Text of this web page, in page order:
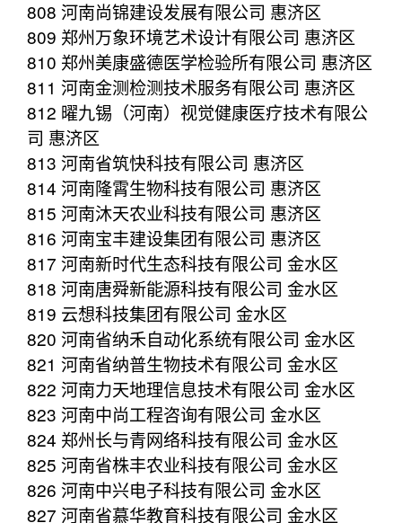
808 河南尚锦建设发展有限公司 惠济区
809 郑州万象环境艺术设计有限公司 惠济区
810 郑州美康盛德医学检验所有限公司 惠济区
811 河南金测检测技术服务有限公司 惠济区
812 曜九锡（河南）视觉健康医疗技术有限公
司 惠济区
813 河南省筑快科技有限公司 惠济区
814 河南隆霄生物科技有限公司 惠济区
815 河南沐天农业科技有限公司 惠济区
816 河南宝丰建设集团有限公司 惠济区
817 河南新时代生态科技有限公司 金水区
818 河南唐舜新能源科技有限公司 金水区
819 云想科技集团有限公司 金水区
820 河南省纳禾自动化系统有限公司 金水区
821 河南省纳普生物技术有限公司 金水区
822 河南力天地理信息技术有限公司 金水区
823 河南中尚工程咨询有限公司 金水区
824 郑州长与青网络科技有限公司 金水区
825 河南省株丰农业科技有限公司 金水区
826 河南中兴电子科技有限公司 金水区
827 河南省慕华教育科技有限公司 金水区